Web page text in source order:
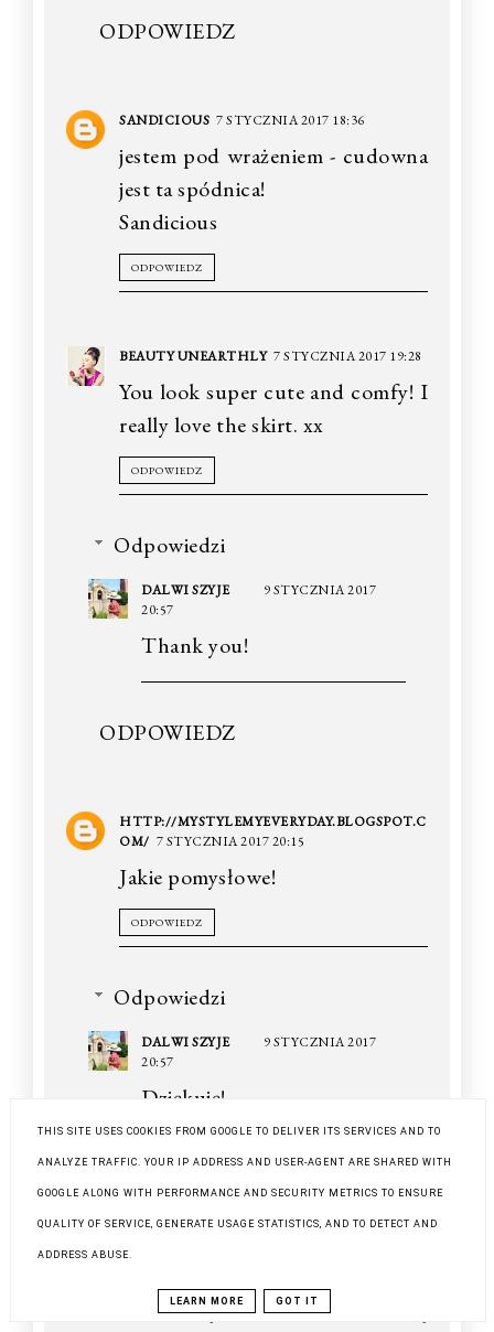
ODPOWIEDZ
SANDICIOUS 7 STYCZNIA 2017 18:36
jestem pod wrażeniem - cudowna
jest ta spódnica!
Sandicious
ODPOWIEDZ
BEAUTY UNEARTHLY 7 STYCZNIA 2017 19:28
You look super cute and comfy! I
really love the skirt. xx
ODPOWIEDZ
Odpowiedzi
DALWI SZYJE
9 STYCZNIA 2017
20:57
Thank you!
ODPOWIEDZ
HTTP://MYSTYLEMYEVERYDAY.BLOGSPOT.C
OM/ 7 STYCZNIA 2017 20:15
Jakie pomysłowe!
ODPOWIEDZ
Odpowiedzi
DALWI SZYJE
9 STYCZNIA 2017
20:57
Dziękuję!
ODPOWIEDZ
Naprawdę zazdroszczę
THIS SITE USES COOKIES FROM GOOGLE TO DELIVER ITS SERVICES AND TO
ANALYZE TRAFFIC. YOUR IP ADDRESS AND USER-AGENT ARE SHARED WITH
GOOGLE ALONG WITH PERFORMANCE AND SECURITY METRICS TO ENSURE
QUALITY OF SERVICE, GENERATE USAGE STATISTICS, AND TO DETECT AND
ADDRESS ABUSE.
LEARN MORE GOT IT